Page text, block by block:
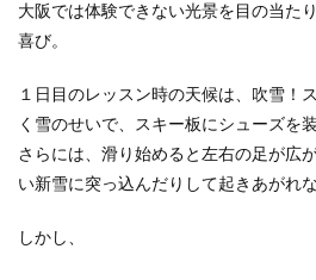
大阪では体験できない光景を目の当た
喜び。
１日目のレッスン時の天候は、吹雪！
く雪のせいで、スキー板にシューズを
さらには、滑り始めると左右の足が広
い新雪に突っ込んだりして起きあがれ
しかし、